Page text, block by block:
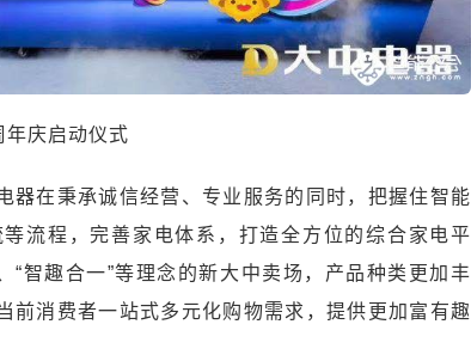
年庆启动仪式
器在秉承诚信经营、专业服务的同时，把握住智能
流程，完善家电体系，打造全方位的综合家电平
“智趣合一”等理念的新大中卖场，产品种类更加丰
前消费者一站式多元化购物需求，提供更加富有趣